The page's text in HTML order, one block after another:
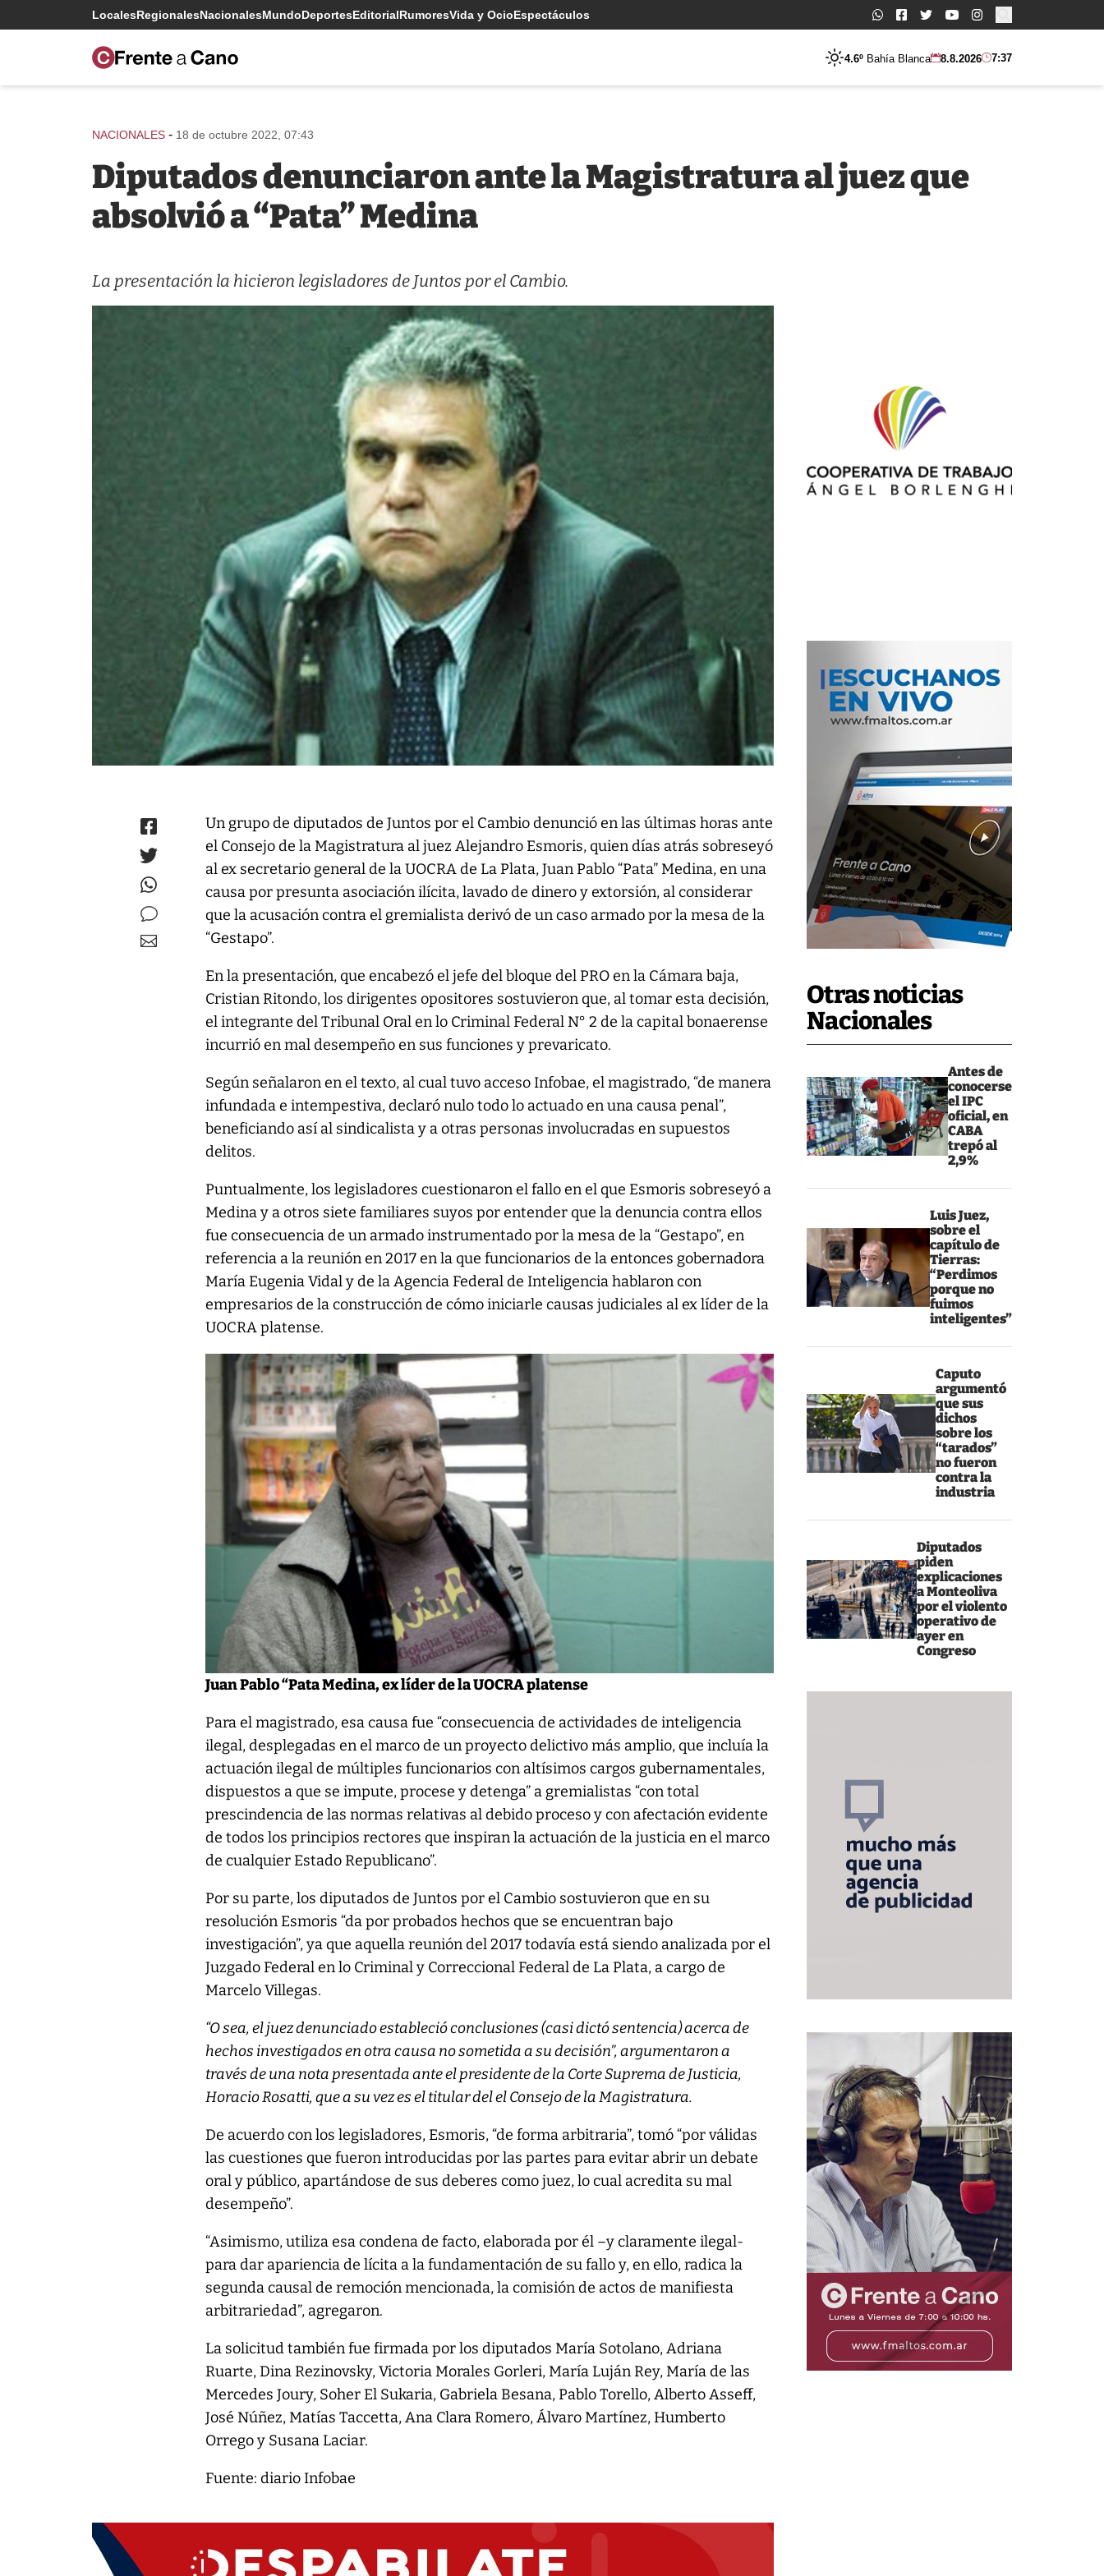
LocalesRegionalesNacionalesMundoDeportesEditorialRumoresVida y OcioEspectáculos Buscar:
4.6º Bahía Blanca 8.8.2026 7:37
Otras noticias
Nacionales
Antes de
conocerse
el IPC
oficial, en
CABA
trepó al
2,9%
Luis Juez,
sobre el
capítulo de
Tierras:
“Perdimos
porque no
fuimos
inteligentes”
Caputo
argumentó
que sus
dichos
sobre los
“tarados”
no fueron
contra la
industria
Diputados
piden
explicaciones
a Monteoliva
por el violento
operativo de
ayer en
Congreso
NACIONALES - 18 de octubre 2022, 07:43
Diputados denunciaron ante la Magistratura al juez que
absolvió a “Pata” Medina
La presentación la hicieron legisladores de Juntos por el Cambio.
Un grupo de diputados de Juntos por el Cambio denunció en las últimas horas ante
el Consejo de la Magistratura al juez Alejandro Esmoris, quien días atrás sobreseyó
al ex secretario general de la UOCRA de La Plata, Juan Pablo “Pata” Medina, en una
causa por presunta asociación ilícita, lavado de dinero y extorsión, al considerar
que la acusación contra el gremialista derivó de un caso armado por la mesa de la
“Gestapo”.
En la presentación, que encabezó el jefe del bloque del PRO en la Cámara baja,
Cristian Ritondo, los dirigentes opositores sostuvieron que, al tomar esta decisión,
el integrante del Tribunal Oral en lo Criminal Federal N° 2 de la capital bonaerense
incurrió en mal desempeño en sus funciones y prevaricato.
Según señalaron en el texto, al cual tuvo acceso Infobae, el magistrado, “de manera
infundada e intempestiva, declaró nulo todo lo actuado en una causa penal”,
beneficiando así al sindicalista y a otras personas involucradas en supuestos
delitos.
Puntualmente, los legisladores cuestionaron el fallo en el que Esmoris sobreseyó a
Medina y a otros siete familiares suyos por entender que la denuncia contra ellos
fue consecuencia de un armado instrumentado por la mesa de la “Gestapo”, en
referencia a la reunión en 2017 en la que funcionarios de la entonces gobernadora
María Eugenia Vidal y de la Agencia Federal de Inteligencia hablaron con
empresarios de la construcción de cómo iniciarle causas judiciales al ex líder de la
UOCRA platense.
Juan Pablo “Pata Medina, ex líder de la UOCRA platense
Para el magistrado, esa causa fue “consecuencia de actividades de inteligencia
ilegal, desplegadas en el marco de un proyecto delictivo más amplio, que incluía la
actuación ilegal de múltiples funcionarios con altísimos cargos gubernamentales,
dispuestos a que se impute, procese y detenga” a gremialistas “con total
prescindencia de las normas relativas al debido proceso y con afectación evidente
de todos los principios rectores que inspiran la actuación de la justicia en el marco
de cualquier Estado Republicano”.
Por su parte, los diputados de Juntos por el Cambio sostuvieron que en su
resolución Esmoris “da por probados hechos que se encuentran bajo
investigación”, ya que aquella reunión del 2017 todavía está siendo analizada por el
Juzgado Federal en lo Criminal y Correccional Federal de La Plata, a cargo de
Marcelo Villegas.
“O sea, el juez denunciado estableció conclusiones (casi dictó sentencia) acerca de
hechos investigados en otra causa no sometida a su decisión”, argumentaron a
través de una nota presentada ante el presidente de la Corte Suprema de Justicia,
Horacio Rosatti, que a su vez es el titular del el Consejo de la Magistratura.
De acuerdo con los legisladores, Esmoris, “de forma arbitraria”, tomó “por válidas
las cuestiones que fueron introducidas por las partes para evitar abrir un debate
oral y público, apartándose de sus deberes como juez, lo cual acredita su mal
desempeño”.
“Asimismo, utiliza esa condena de facto, elaborada por él –y claramente ilegal-
para dar apariencia de lícita a la fundamentación de su fallo y, en ello, radica la
segunda causal de remoción mencionada, la comisión de actos de manifiesta
arbitrariedad”, agregaron.
La solicitud también fue firmada por los diputados María Sotolano, Adriana
Ruarte, Dina Rezinovsky, Victoria Morales Gorleri, María Luján Rey, María de las
Mercedes Joury, Soher El Sukaria, Gabriela Besana, Pablo Torello, Alberto Asseff,
José Núñez, Matías Taccetta, Ana Clara Romero, Álvaro Martínez, Humberto
Orrego y Susana Laciar.
Fuente: diario Infobae